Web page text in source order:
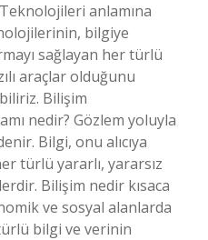
anlamına
bilgiye
sağlayan her türlü
araçlar olduğunu
Bilişim
nedir? Gözlem yoluyla
Bilgi, onu alıcıya
türlü yararlı, yararsız
Bilişim nedir kısaca
ve sosyal alanlarda
bilgi ve verinin